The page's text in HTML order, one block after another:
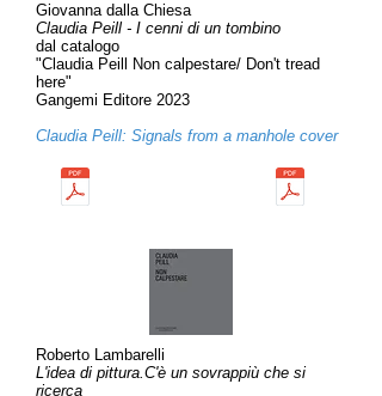
Giovanna dalla Chiesa
Claudia Peill - I cenni di un tombino
dal catalogo
"Claudia Peill Non calpestare/ Don't tread
here"
Gangemi Editore 2023
Claudia Peill: Signals from a manhole cover
Roberto Lambarelli
L'idea di pittura.C'è un sovrappiù che si
ricerca